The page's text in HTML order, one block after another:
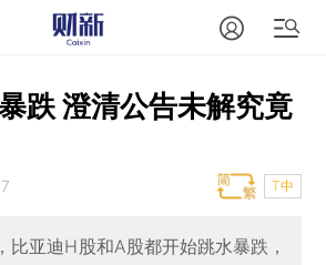
跌 澄清公告未解究竟
T中
比亚迪H股和A股都开始跳水暴跌，